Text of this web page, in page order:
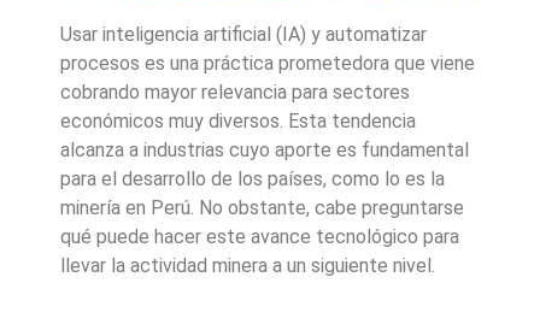
Usar inteligencia artificial (IA) y automatizar
procesos es una práctica prometedora que viene
cobrando mayor relevancia para sectores
económicos muy diversos. Esta tendencia
alcanza a industrias cuyo aporte es fundamental
para el desarrollo de los países, como lo es la
minería en Perú. No obstante, cabe preguntarse
qué puede hacer este avance tecnológico para
llevar la actividad minera a un siguiente nivel.